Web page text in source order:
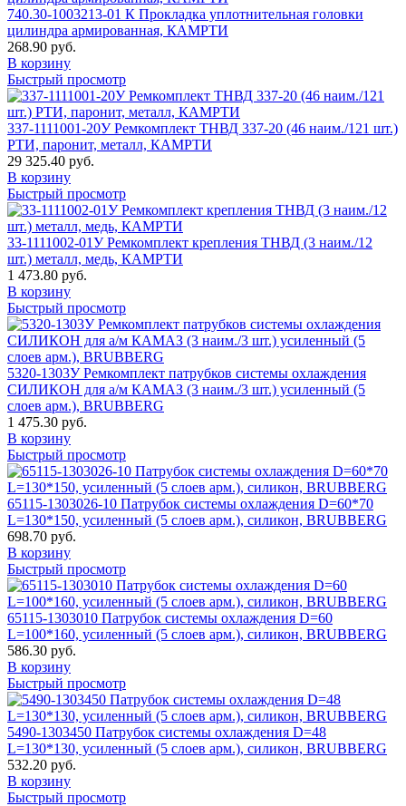
740.30-1003213-01 К Прокладка уплотнительная головки
цилиндра армированная, КАМРТИ
268.90 руб.
В корзину
Быстрый просмотр
337-1111001-20У Ремкомплект ТНВД 337-20 (46 наим./121 шт.)
РТИ, паронит, металл, КАМРТИ
29 325.40 руб.
В корзину
Быстрый просмотр
33-1111002-01У Ремкомплект крепления ТНВД (3 наим./12
шт.) металл, медь, КАМРТИ
1 473.80 руб.
В корзину
Быстрый просмотр
5320-1303У Ремкомплект патрубков системы охлаждения
СИЛИКОН для а/м КАМАЗ (3 наим./3 шт.) усиленный (5
слоев арм.), BRUBBERG
1 475.30 руб.
В корзину
Быстрый просмотр
65115-1303026-10 Патрубок системы охлаждения D=60*70
L=130*150, усиленный (5 слоев арм.), силикон, BRUBBERG
698.70 руб.
В корзину
Быстрый просмотр
65115-1303010 Патрубок системы охлаждения D=60
L=100*160, усиленный (5 слоев арм.), силикон, BRUBBERG
586.30 руб.
В корзину
Быстрый просмотр
5490-1303450 Патрубок системы охлаждения D=48
L=130*130, усиленный (5 слоев арм.), силикон, BRUBBERG
532.20 руб.
В корзину
Быстрый просмотр